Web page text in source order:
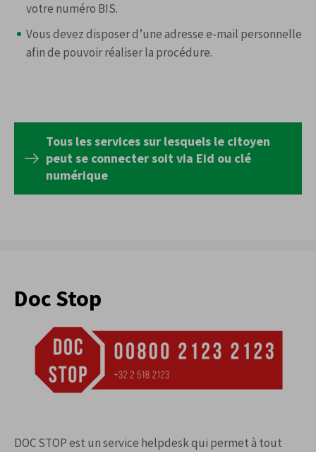
votre numéro BIS.
Vous devez disposer d’une adresse e-mail personnelle
afin de pouvoir réaliser la procédure.
Tous les services sur lesquels le citoyen
peut se connecter soit via Eid ou clé
numérique
Doc Stop
DOC STOP est un service helpdesk qui permet à tout